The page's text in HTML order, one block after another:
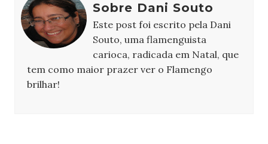
Sobre Dani Souto
Este post foi escrito pela Dani
Souto, uma flamenguista
carioca, radicada em Natal, que
tem como maior prazer ver o Flamengo
brilhar!